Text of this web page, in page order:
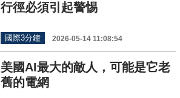
行徑必須引起警惕
國際3分鐘 2026-05-14 11:08:54
美國AI最大的敵人，可能是它老
舊的電網